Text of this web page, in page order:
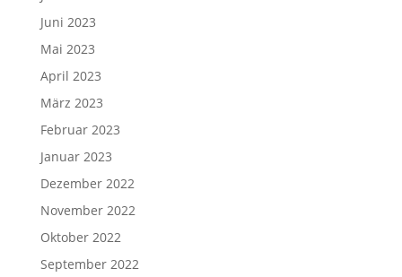
Juni 2023
Mai 2023
April 2023
März 2023
Februar 2023
Januar 2023
Dezember 2022
November 2022
Oktober 2022
September 2022